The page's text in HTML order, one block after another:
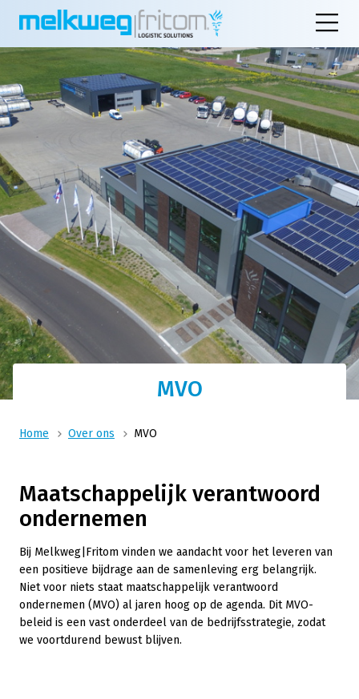
MVO
Home Over ons MVO
Maatschappelijk verantwoord
ondernemen
Bij Melkweg|Fritom vinden we aandacht voor het leveren van
een positieve bijdrage aan de samenleving erg belangrijk.
Niet voor niets staat maatschappelijk verantwoord
ondernemen (MVO) al jaren hoog op de agenda. Dit MVO-
beleid is een vast onderdeel van de bedrijfsstrategie, zodat
we voortdurend bewust blijven.